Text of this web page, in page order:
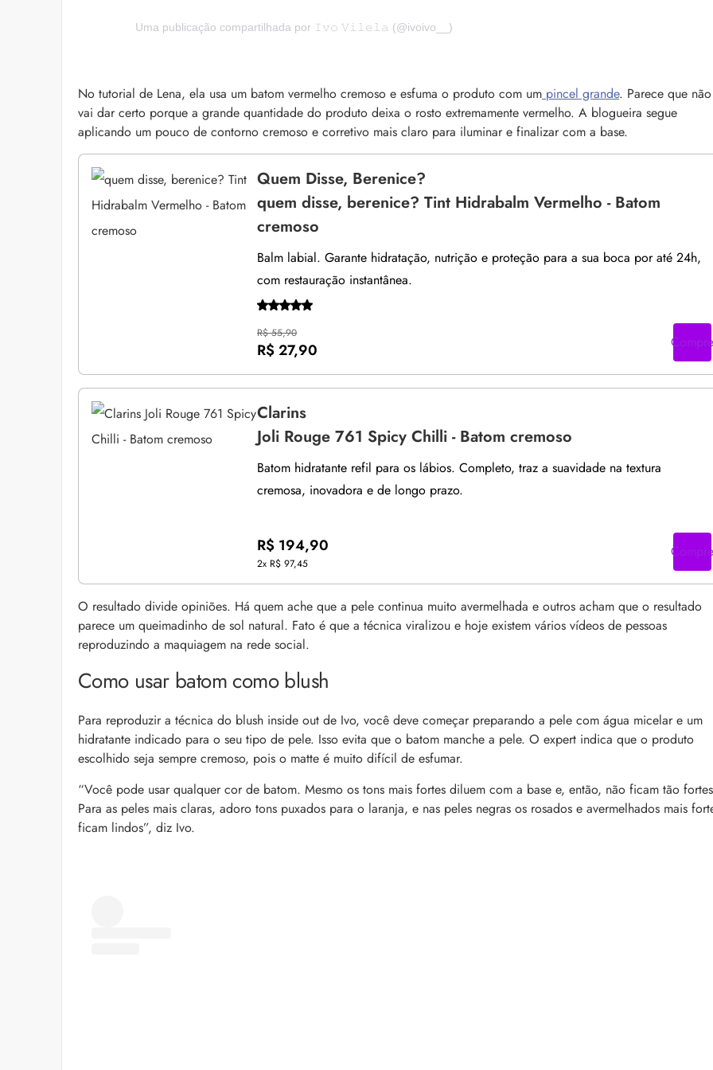
Uma publicação compartilhada por 𝙸𝚟𝚘 𝚅𝚒𝚕𝚎𝚕𝚊 (@ivoivo__)
No tutorial de Lena, ela usa um batom vermelho cremoso e esfuma o produto com um pincel grande. Parece que não
vai dar certo porque a grande quantidade do produto deixa o rosto extremamente vermelho. A blogueira segue
aplicando um pouco de contorno cremoso e corretivo mais claro para iluminar e finalizar com a base.
Quem Disse, Berenice?
quem disse, berenice? Tint Hidrabalm Vermelho - Batom
cremoso
Balm labial. Garante hidratação, nutrição e proteção para a sua boca por até 24h,
com restauração instantânea.
R$ 55,90
R$ 27,90 Compre
Clarins
Joli Rouge 761 Spicy Chilli - Batom cremoso
Batom hidratante refil para os lábios. Completo, traz a suavidade na textura
cremosa, inovadora e de longo prazo.
R$ 194,90
2x R$ 97,45
Compre
O resultado divide opiniões. Há quem ache que a pele continua muito avermelhada e outros acham que o resultado
parece um queimadinho de sol natural. Fato é que a técnica viralizou e hoje existem vários vídeos de pessoas
reproduzindo a maquiagem na rede social.
Como usar batom como blush
Para reproduzir a técnica do blush inside out de Ivo, você deve começar preparando a pele com água micelar e um
hidratante indicado para o seu tipo de pele. Isso evita que o batom manche a pele. O expert indica que o produto
escolhido seja sempre cremoso, pois o matte é muito difícil de esfumar.
“Você pode usar qualquer cor de batom. Mesmo os tons mais fortes diluem com a base e, então, não ficam tão
Para as peles mais claras, adoro tons puxados para o laranja, e nas peles negras os rosados e avermelhados mais
ficam lindos”, diz Ivo.